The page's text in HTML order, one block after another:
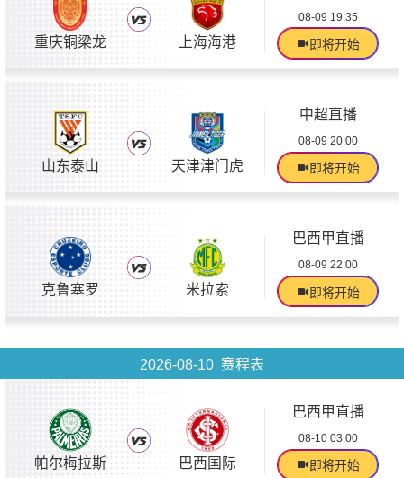
重庆铜梁龙 上海海港
08-09 19:35
即将开始
山东泰山 天津津门虎
中超直播
08-09 20:00
即将开始
克鲁塞罗 米拉索
巴西甲直播
08-09 22:00
即将开始
2026-08-10 赛程表
帕尔梅拉斯 巴西国际
巴西甲直播
08-10 03:00
即将开始